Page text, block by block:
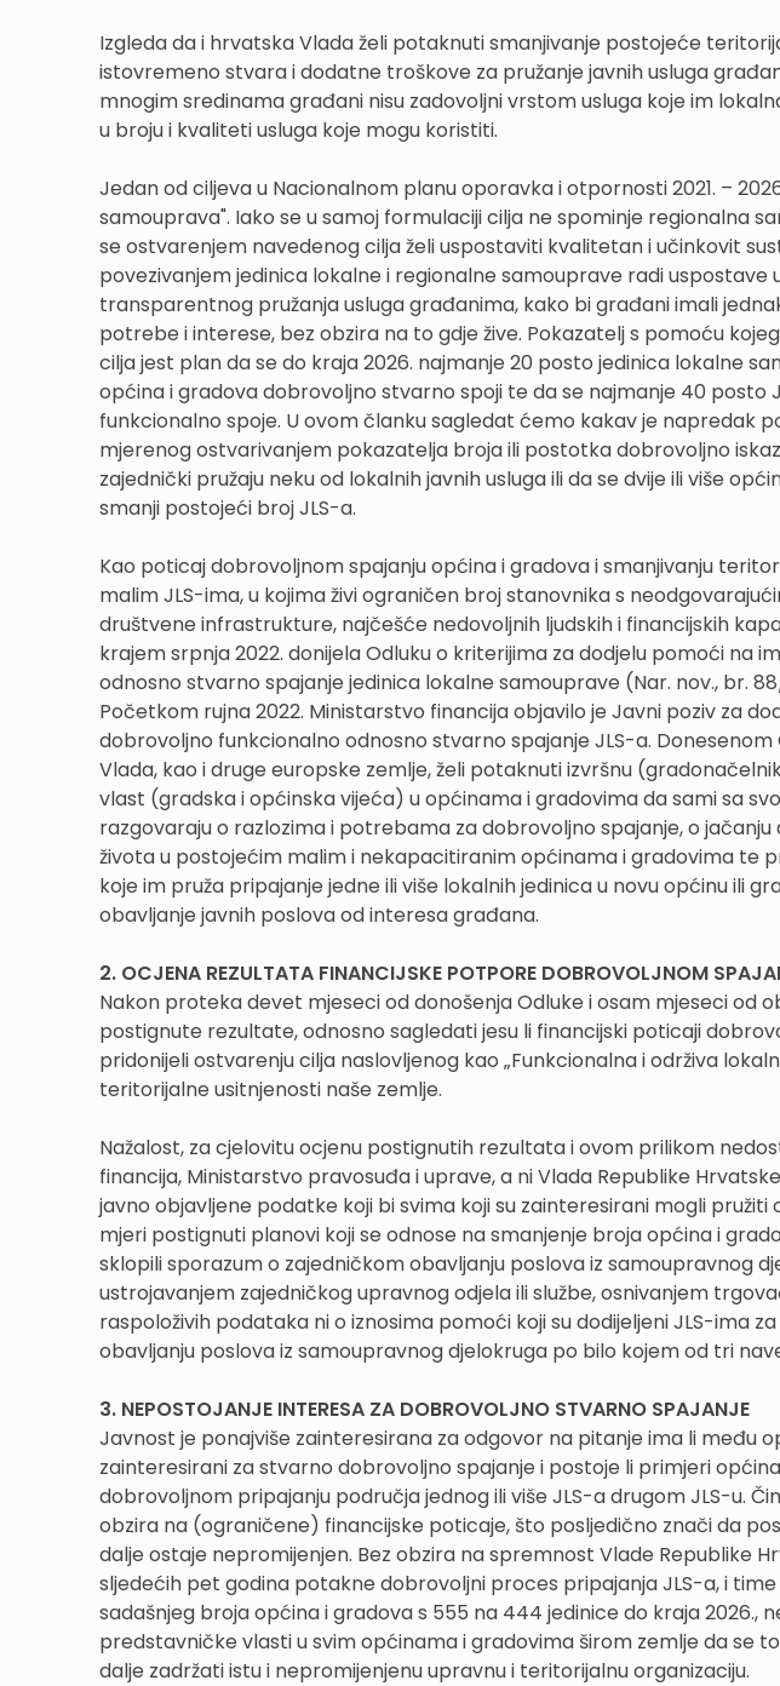
Izgleda da i hrvatska Vlada želi potaknuti smanjivanje postojeće
istovremeno stvara i dodatne troškove za pružanje javnih usluga
mnogim sredinama građani nisu zadovoljni vrstom usluga koje im
u broju i kvaliteti usluga koje mogu koristiti.
Jedan od ciljeva u Nacionalnom planu oporavka i otpornosti 2021. –
samouprava". Iako se u samoj formulaciji cilja ne spominje regionalna
se ostvarenjem navedenog cilja želi uspostaviti kvalitetan i učinkovit
povezivanjem jedinica lokalne i regionalne samouprave radi uspostave
transparentnog pružanja usluga građanima, kako bi građani imali
potrebe i interese, bez obzira na to gdje žive. Pokazatelj s pomoću
cilja jest plan da se do kraja 2026. najmanje 20 posto jedinica lokalne
općina i gradova dobrovoljno stvarno spoji te da se najmanje 40 posto
funkcionalno spoje. U ovom članku sagledat ćemo kakav je napredak
mjerenog ostvarivanjem pokazatelja broja ili postotka dobrovoljno
zajednički pružaju neku od lokalnih javnih usluga ili da se dvije ili više
smanji postojeći broj JLS-a.
Kao poticaj dobrovoljnom spajanju općina i gradova i smanjivanju
malim JLS-ima, u kojima živi ograničen broj stanovnika s
društvene infrastrukture, najčešće nedovoljnih ljudskih i financijskih
krajem srpnja 2022. donijela Odluku o kriterijima za dodjelu pomoći na
odnosno stvarno spajanje jedinica lokalne samouprave (Nar. nov., br.
Početkom rujna 2022. Ministarstvo financija objavilo je Javni poziv za
dobrovoljno funkcionalno odnosno stvarno spajanje JLS-a.
Vlada, kao i druge europske zemlje, želi potaknuti izvršnu
vlast (gradska i općinska vijeća) u općinama i gradovima da sami sa
razgovaraju o razlozima i potrebama za dobrovoljno spajanje, o
života u postojećim malim i nekapacitiranim općinama i gradovima te
koje im pruža pripajanje jedne ili više lokalnih jedinica u novu općinu ili
obavljanje javnih poslova od interesa građana.
2. OCJENA REZULTATA FINANCIJSKE POTPORE DOBROVOLJNOM
Nakon proteka devet mjeseci od donošenja Odluke i osam mjeseci od
postignute rezultate, odnosno sagledati jesu li financijski poticaji
pridonijeli ostvarenju cilja naslovljenog kao „Funkcionalna i održiva
teritorijalne usitnjenosti naše zemlje.
Nažalost, za cjelovitu ocjenu postignutih rezultata i ovom prilikom
financija, Ministarstvo pravosuđa i uprave, a ni Vlada Republike
javno objavljene podatke koji bi svima koji su zainteresirani mogli
mjeri postignuti planovi koji se odnose na smanjenje broja općina i
sklopili sporazum o zajedničkom obavljanju poslova iz samoupravnog
ustrojavanjem zajedničkog upravnog odjela ili službe, osnivanjem
raspoloživih podataka ni o iznosima pomoći koji su dodijeljeni JLS-ima
obavljanju poslova iz samoupravnog djelokruga po bilo kojem od tri
3. NEPOSTOJANJE INTERESA ZA DOBROVOLJNO STVARNO SPAJANJE
Javnost je ponajviše zainteresirana za odgovor na pitanje ima li među
zainteresirani za stvarno dobrovoljno spajanje i postoje li primjeri
dobrovoljnom pripajanju područja jednog ili više JLS-a drugom JLS-u.
obzira na (ograničene) financijske poticaje, što posljedično znači da
dalje ostaje nepromijenjen. Bez obzira na spremnost Vlade Republike
sljedećih pet godina potakne dobrovoljni proces pripajanja JLS-a, i
sadašnjeg broja općina i gradova s 555 na 444 jedinice do kraja 2026.,
predstavničke vlasti u svim općinama i gradovima širom zemlje da se
dalje zadržati istu i nepromijenjenu upravnu i teritorijalnu organizaciju.